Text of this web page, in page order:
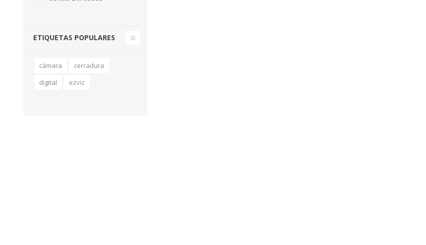
ETIQUETAS POPULARES
cámara
cerradura
digital
ezviz